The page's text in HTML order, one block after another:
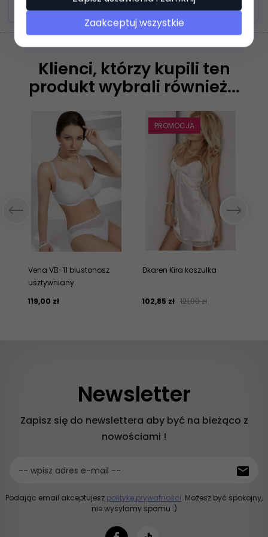
Zasoby dotyczące bezpieczeństwa i produktów
Klienci, którzy kupili ten
produkt wybrali również...
Vena VB-11 biustonosz
usztywniany
119,00 zł
PROMOCJA
Dkaren Kira koszulka
102,85 zł 121,00 zł
Newsletter
Zapisz się do newslettera aby być na bieżąco z
nowościami !
-- wpisz adres e-mail --
Podając email akceptujesz politykę prywatności. Możesz być spokojny,
nie wysyłamy spamu :)
Zaakceptuj wszystkie